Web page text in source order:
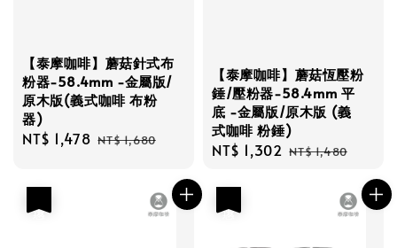
【泰摩咖啡】蘑菇針式布
粉器-58.4mm -金屬版/
原木版(義式咖啡 布粉
器)
Sale
NT$ 1,478 Regular
NT$ 1,680
【泰摩咖啡】蘑菇恆壓粉
錘/壓粉器-58.4mm 平
底 -金屬版/原木版 (義
式咖啡 粉錘)
Sale
NT$ 1,302 Regular
NT$ 1,480